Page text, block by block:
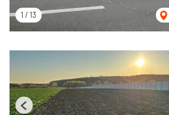
1 / 13
Previous